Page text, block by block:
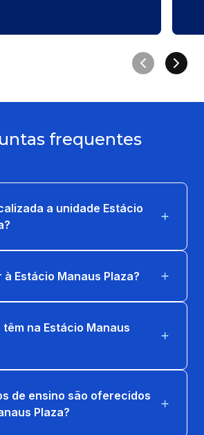
frequentes
a unidade Estácio
Estácio Manaus Plaza?
na Estácio Manaus
de ensino são oferecidos
Plaza?